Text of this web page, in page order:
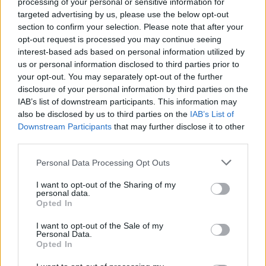
targeted advertising by us, please use the below opt-out
section to confirm your selection. Please note that after your
opt-out request is processed you may continue seeing
interest-based ads based on personal information utilized by
us or personal information disclosed to third parties prior to
your opt-out. You may separately opt-out of the further
disclosure of your personal information by third parties on the
IAB’s list of downstream participants. This information may
also be disclosed by us to third parties on the IAB’s List of
Downstream Participants that may further disclose it to other
Personal Data Processing Opt Outs
I want to opt-out of the Sharing of my
personal data.
Opted In
I want to opt-out of the Sale of my
Personal Data.
Opted In
περιλαμβάνει δύο κατηγορίες παρεμβάσεων.
Η πρώτη αφορά σεεργασίες αποκατάστασης,
αναβάθμισης και συντήρησης της περιοχής
της Αφετηρίας του Μαραθωνίου, καθώςκαι
του σταδίου που βρίσκεται κοντά σε αυτήν.
Η δεύτερη αφορά στην ανάδειξηκαι την προβολή
καθώςκαιτηνενιαία οπτική ταυτότητα της
Μαραθώνιας Διαδρομής, ώστε να αποκτήσει
διακριτό χαρακτήρα ως μοναδική ιστορική,
αθλητική και πολιτιστική διαδρομή διεθνούς
Στο πλαίσιο αυτό προβλέπεται η τ
οποθέτηση
ενημερωτικών πινακίδων
σημείωνιστορικής πληροφόρησης κατά μήκος της
διαδρομής, η